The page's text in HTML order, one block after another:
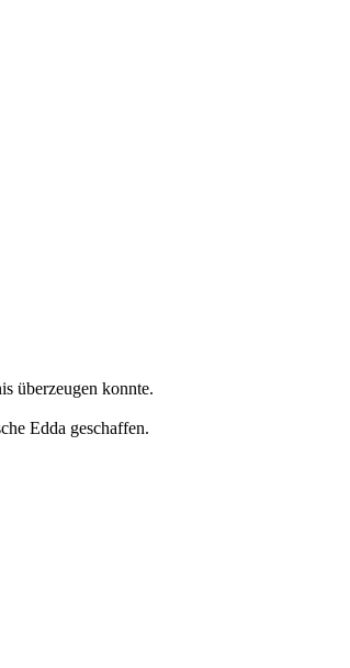
überzeugen konnte.
Edda geschaffen.